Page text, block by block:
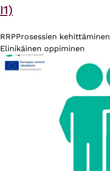
I1)
RRPProsessien kehittäminen
Elinikäinen oppiminen